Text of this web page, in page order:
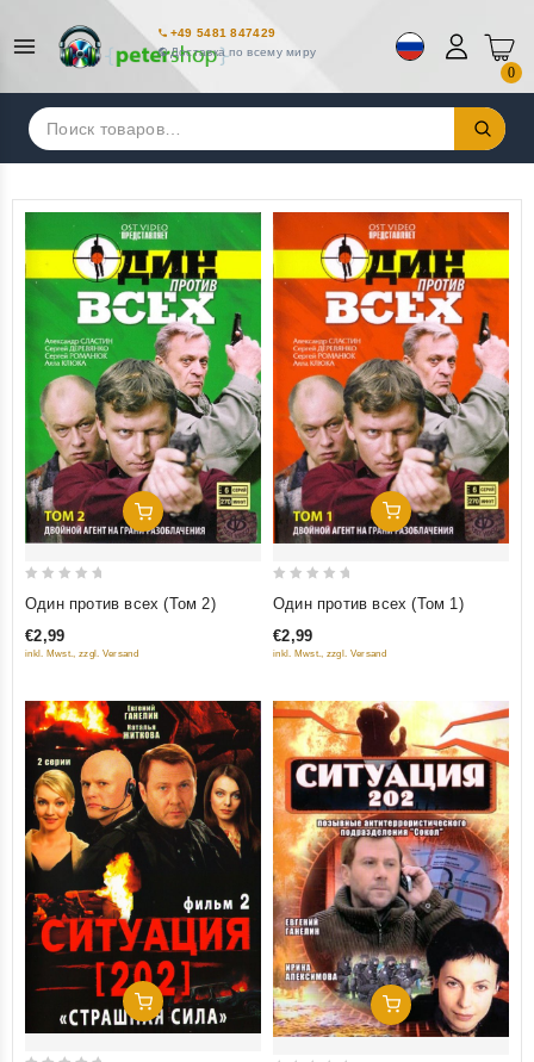
+49 5481 847429
Доставка по всему миру
0
Искать:
Добавить В Корзину
out
of
Один против всех (Том 2)
€2,99
inkl. Mwst., zzgl. Versand
Добавить В Корзину
out
of
Один против всех (Том 1)
€2,99
inkl. Mwst., zzgl. Versand
Добавить В Корзину Добавить В Корзину